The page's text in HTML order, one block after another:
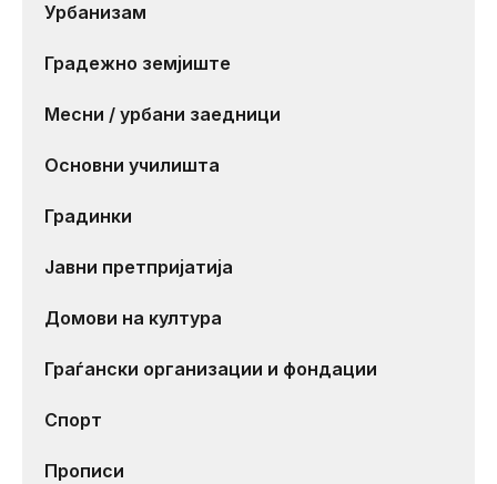
Урбанизам
Градежно земјиште
Месни / урбани заедници
Основни училишта
Градинки
Јавни претпријатија
Домови на култура
Граѓански организации и фондации
Спорт
Прописи